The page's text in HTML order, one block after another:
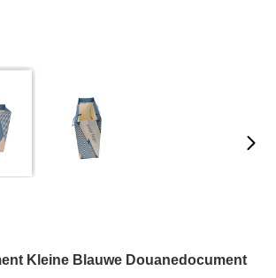
Kleine Blauwe Douanedocument